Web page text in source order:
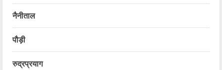
नैनीताल
पौड़ी
रुद्रप्रयाग